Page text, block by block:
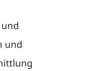
und